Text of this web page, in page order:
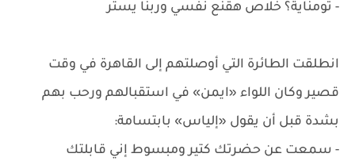
- تومناية؟ خلاص هقنع نفسي وربنا يستر
انطلقت الطائرة التي أوصلتهم إلى القاهرة في وقت
قصير وكان اللواء «ايمن» في استقبالهم ورحب بهم
بشدة قبل أن يقول «إلياس» بابتسامة:
- سمعت عن حضرتك كتير ومبسوط إني قابلتك